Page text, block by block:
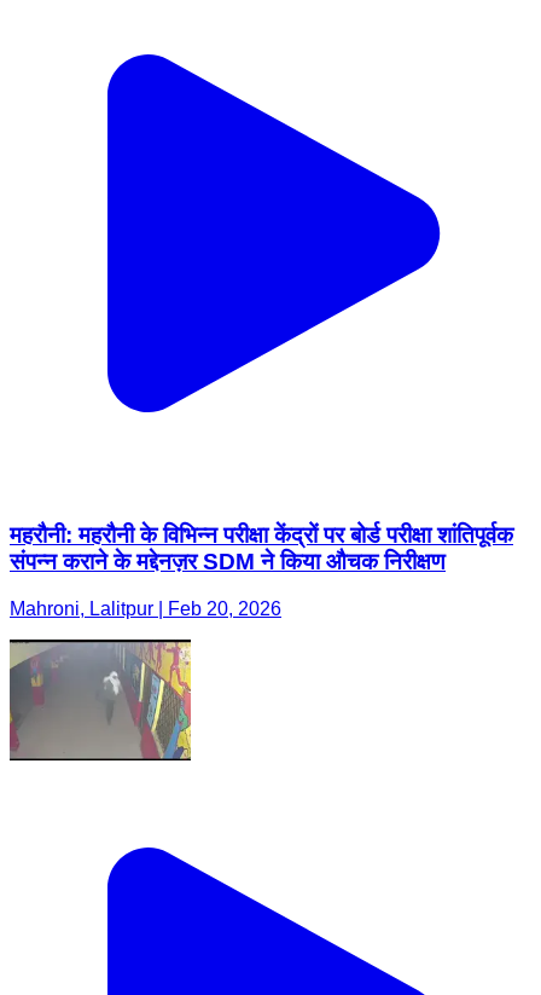
महरौनी: महरौनी के विभिन्न परीक्षा केंद्रों पर बोर्ड परीक्षा शांतिपूर्वक
संपन्न कराने के मद्देनज़र SDM ने किया औचक निरीक्षण
Mahroni, Lalitpur | Feb 20, 2026